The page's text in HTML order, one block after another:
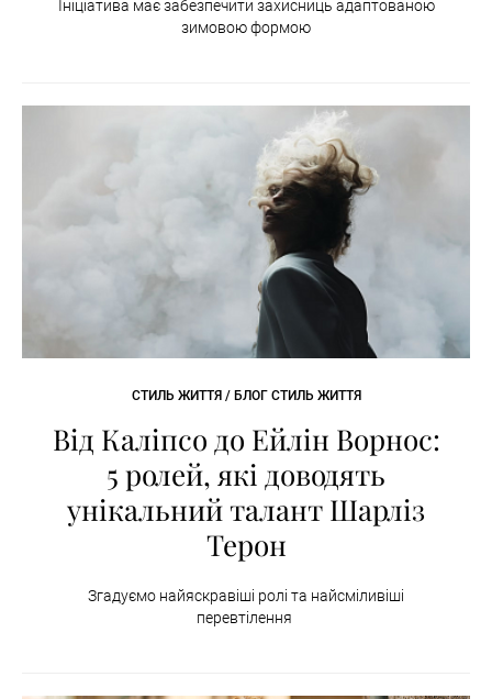
Ініціатива має забезпечити захисниць адаптованою
зимовою формою
СТИЛЬ ЖИТТЯ / БЛОГ СТИЛЬ ЖИТТЯ
Від Каліпсо до Ейлін Ворнос:
5 ролей, які доводять
унікальний талант Шарліз
Терон
Згадуємо найяскравіші ролі та найсміливіші
перевтілення